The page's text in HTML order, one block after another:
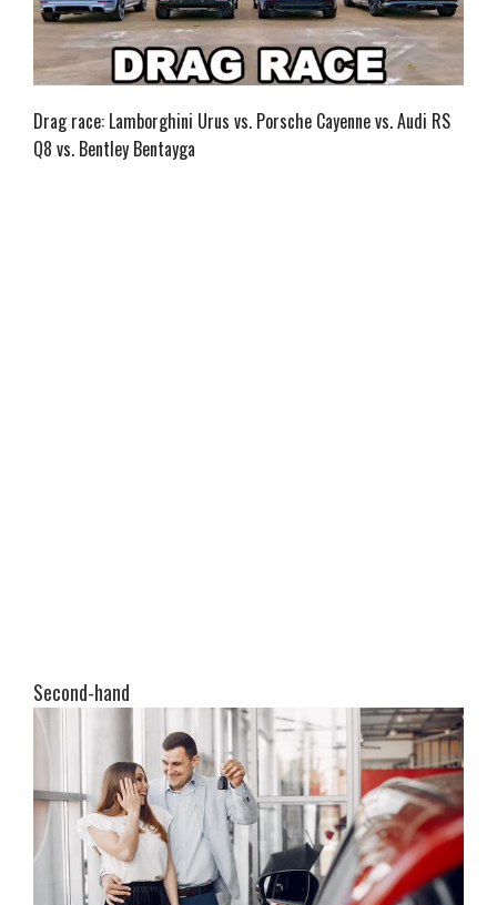
Drag race: Lamborghini Urus vs. Porsche Cayenne vs. Audi RS
Q8 vs. Bentley Bentayga
Second-hand